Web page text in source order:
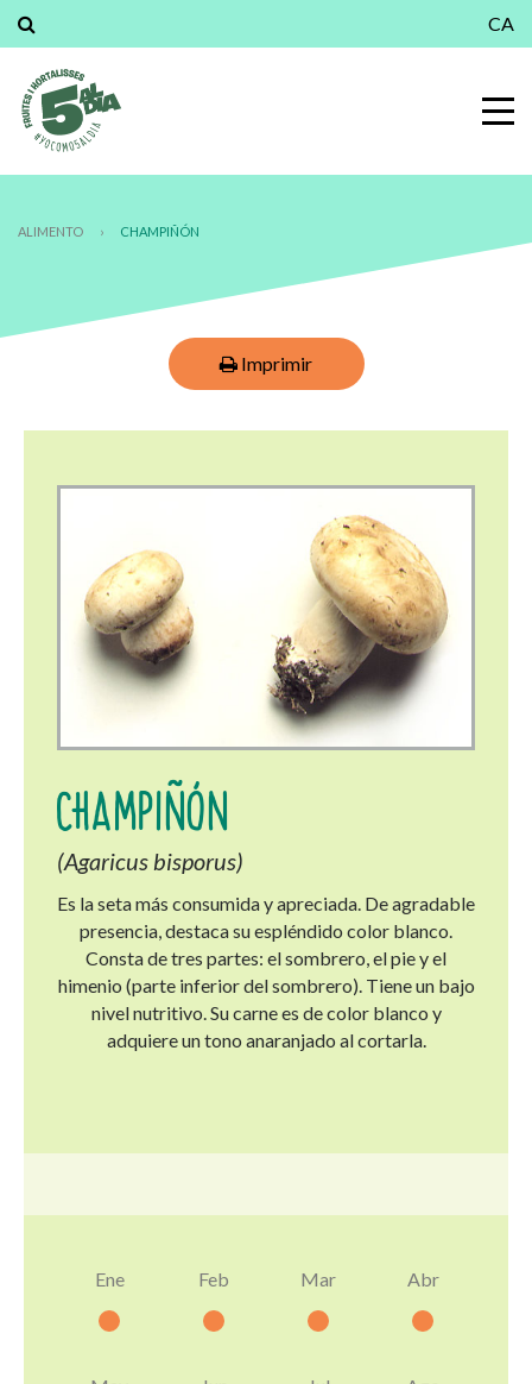
CA
ALIMENTO › CHAMPIÑÓN
Imprimir
CHAMPIÑÓN
(Agaricus bisporus)
Es la seta más consumida y apreciada. De agradable
presencia, destaca su espléndido color blanco.
Consta de tres partes: el sombrero, el pie y el
himenio (parte inferior del sombrero). Tiene un bajo
nivel nutritivo. Su carne es de color blanco y
adquiere un tono anaranjado al cortarla.
Ene Feb Mar Abr